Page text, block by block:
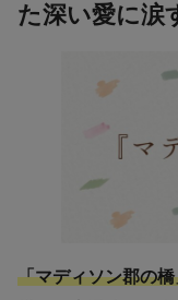
た深い愛に涙
「マディソン郡の